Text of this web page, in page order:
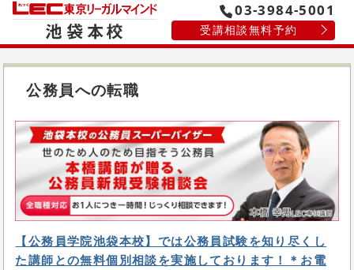
03-3984-5001
受講相談無料予約
公務員への転職
【公務員学院池袋本校】では公務員試験を知り尽くし
た講師との無料個別相談を実施しております！＊お電